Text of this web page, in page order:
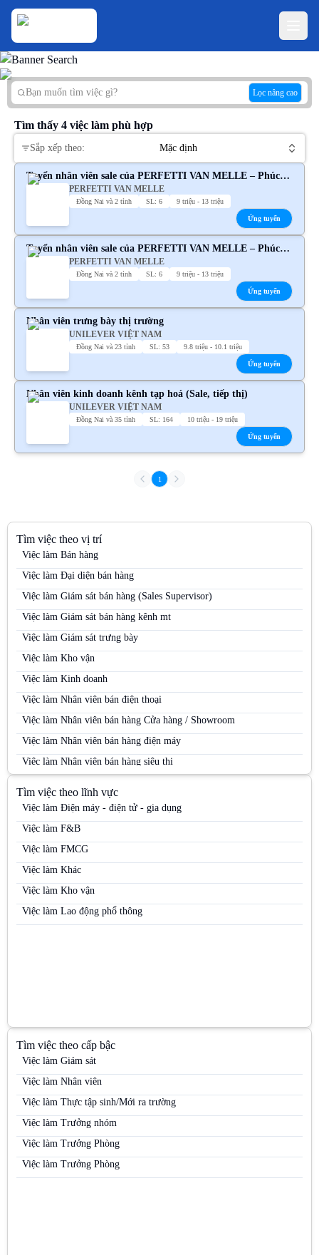
Lọc nâng cao
Tìm thấy 4 việc làm phù hợp
Sắp xếp theo: Mặc định
Tuyển nhân viên sale của PERFETTI VAN MELLE – Phúc
lợi hấp dẫnPERFETTI VAN MELLE
Đồng Nai và 2 tỉnh SL: 6 9 triệu - 13 triệu
Ứng tuyển
Tuyển nhân viên sale của PERFETTI VAN MELLE – Phúc
lợi hấp dẫnPERFETTI VAN MELLE
Đồng Nai và 2 tỉnh SL: 6 9 triệu - 13 triệu
Ứng tuyển
Nhân viên trưng bày thị trường
UNILEVER VIỆT NAM
Đồng Nai và 23 tỉnh SL: 53 9.8 triệu - 10.1 triệu
Ứng tuyển
Nhân viên kinh doanh kênh tạp hoá (Sale, tiếp thị)
UNILEVER VIỆT NAM
Đồng Nai và 35 tỉnh SL: 164 10 triệu - 19 triệu
Ứng tuyển
1
Tìm việc theo vị trí
Việc làm Bán hàng
Việc làm Đại diện bán hàng
Việc làm Giám sát bán hàng (Sales Supervisor)
Việc làm Giám sát bán hàng kênh mt
Việc làm Giám sát trưng bày
Việc làm Kho vận
Việc làm Kinh doanh
Việc làm Nhân viên bán điện thoại
Việc làm Nhân viên bán hàng Cửa hàng / Showroom
Việc làm Nhân viên bán hàng điện máy
Việc làm Nhân viên bán hàng siêu thị
Việc làm Nhân viên bán hàng trung tâm thương mại
Việc làm Nhân viên kinh doanh
Việc làm Nhân viên kinh doanh điện máy
Việc làm Nhân viên kinh doanh hàng tiêu dùng
Việc làm Nhân viên kinh doanh kênh MT
Việc làm Nhân viên kinh doanh mỹ phẩm
Việc làm Nhân viên kinh doanh thị trường
Việc làm Nhân viên tiếp thị
Việc làm Nhân viên trưng bày
Việc làm Nhân viên Trưng bày
Việc làm Nhân viên tư vấn bán hàng / Tư vấn viên
Việc làm Nhân viên tư vấn bán hàng ngành Dược / OTC / ETC
Việc làm Nhân viên văn phòng
Việc làm PG
Việc làm PG / PB Bán hàng
Tìm việc theo lĩnh vực
Việc làm Điện máy - điện tử - gia dụng
Việc làm F&B
Việc làm FMCG
Việc làm Khác
Việc làm Kho vận
Việc làm Lao động phổ thông
Tìm việc theo cấp bậc
Việc làm Giám sát
Việc làm Nhân viên
Việc làm Thực tập sinh/Mới ra trường
Việc làm Trưởng nhóm
Việc làm Trưởng Phòng
Việc làm Trưởng Phòng